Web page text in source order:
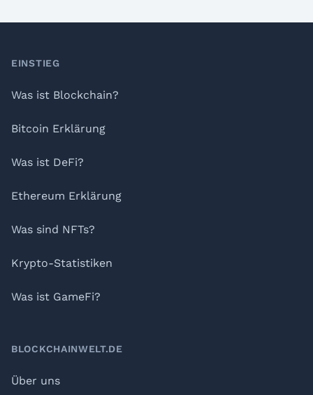
Footer
EINSTIEG
Was ist Blockchain?
Bitcoin Erklärung
Was ist DeFi?
Ethereum Erklärung
Was sind NFTs?
Krypto-Statistiken
Was ist GameFi?
BLOCKCHAINWELT.DE
Über uns